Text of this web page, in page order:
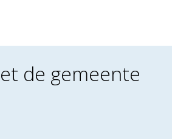
de gemeente